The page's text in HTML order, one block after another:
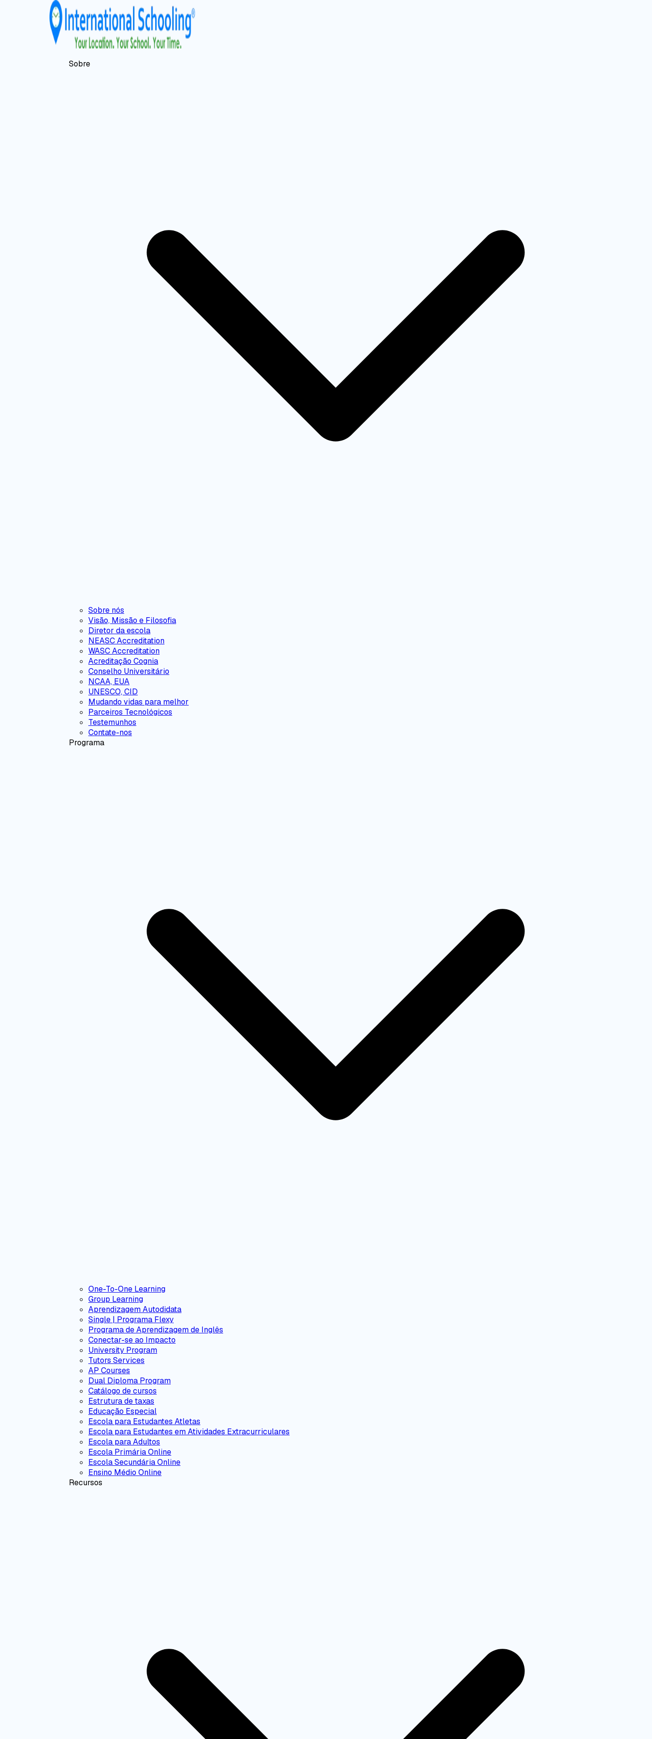
Sobre
Sobre nós
Visão, Missão e Filosofia
Diretor da escola
NEASC Accreditation
WASC Accreditation
Acreditação Cognia
Conselho Universitário
NCAA, EUA
UNESCO, CID
Mudando vidas para melhor
Parceiros Tecnológicos
Testemunhos
Contate-nos
Programa
One-To-One Learning
Group Learning
Aprendizagem Autodidata
Single | Programa Flexy
Programa de Aprendizagem de Inglês
Conectar-se ao Impacto
University Program
Tutors Services
AP Courses
Dual Diploma Program
Catálogo de cursos
Estrutura de taxas
Educação Especial
Escola para Estudantes Atletas
Escola para Estudantes em Atividades Extracurriculares
Escola para Adultos
Escola Primária Online
Escola Secundária Online
Ensino Médio Online
Recursos